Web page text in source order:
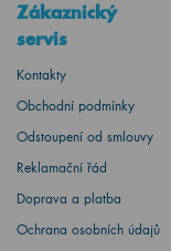
Zákaznický
servis
Kontakty
Obchodní podmínky
Odstoupení od smlouvy
Reklamační řád
Doprava a platba
Ochrana osobních údajů